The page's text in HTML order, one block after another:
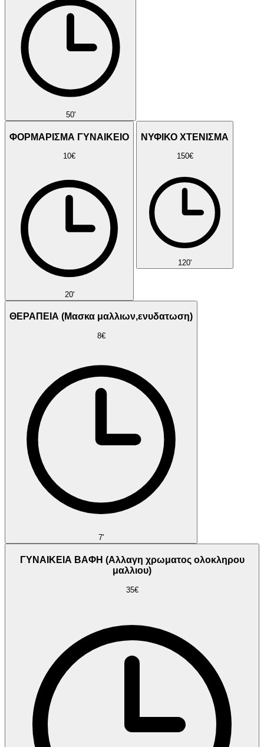
50'
ΦΟΡΜΑΡΙΣΜΑ ΓΥΝΑΙΚΕΙΟ
10€
20'
ΝΥΦΙΚΟ ΧΤΕΝΙΣΜΑ
150€
120'
ΘΕΡΑΠΕΙΑ (Μασκα μαλλιων,ενυδατωση)
8€
7'
ΓΥΝΑΙΚΕΙΑ ΒΑΦΗ (Αλλαγη χρωματος ολοκληρου
μαλλιου)
35€